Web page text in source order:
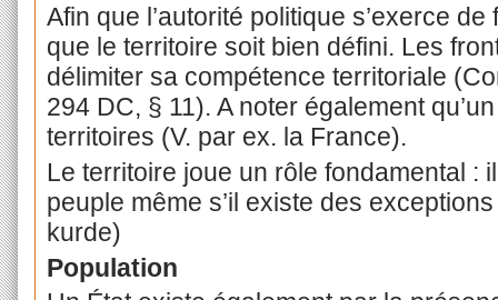
Afin que l’autorité politique s’exerce
que le territoire soit bien défini. Les
délimiter sa compétence territoriale
294 DC, § 11). A noter également
territoires (V. par ex. la France).
Le territoire joue un rôle fondamental :
peuple même s’il existe des
kurde)
Population